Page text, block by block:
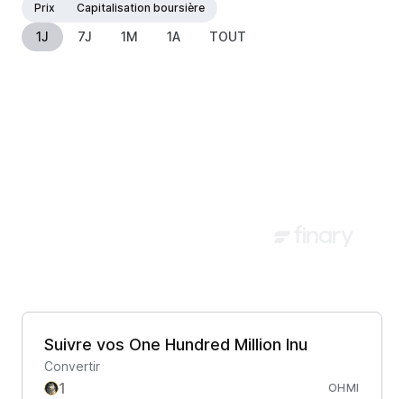
Prix
Capitalisation boursière
1J 7J 1M 1A TOUT
Suivre vos One Hundred Million Inu
Convertir
OHMI